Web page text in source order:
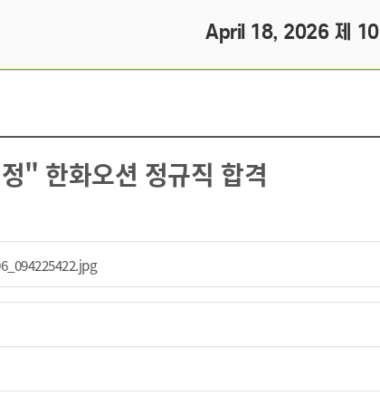
April 18, 2026 제
" 한화오션 정규직 합격